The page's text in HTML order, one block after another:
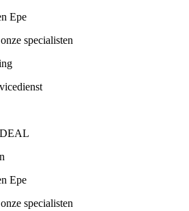
Epe
specialisten
Epe
specialisten